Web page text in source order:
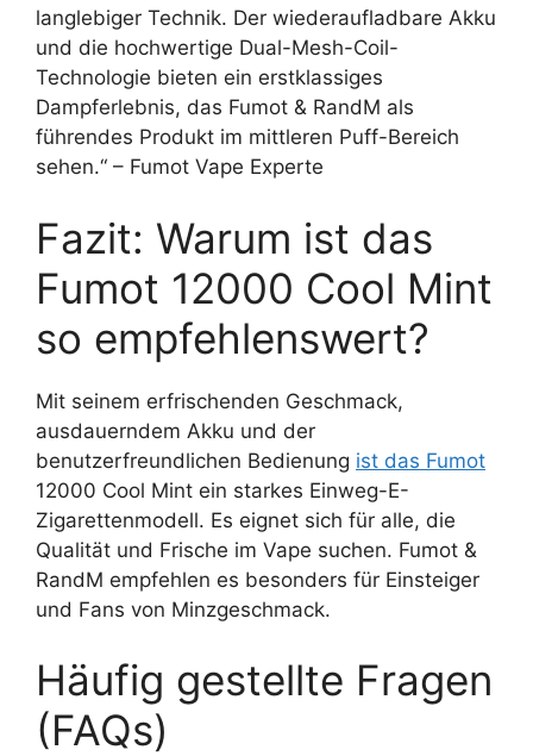
langlebiger Technik. Der wiederaufladbare Akku
und die hochwertige Dual-Mesh-Coil-
Technologie bieten ein erstklassiges
Dampferlebnis, das Fumot & RandM als
führendes Produkt im mittleren Puff-Bereich
sehen.“ – Fumot Vape Experte
Fazit: Warum ist das
Fumot 12000 Cool Mint
so empfehlenswert?
Mit seinem erfrischenden Geschmack,
ausdauerndem Akku und der
benutzerfreundlichen Bedienung ist das Fumot
12000 Cool Mint ein starkes Einweg-E-
Zigarettenmodell. Es eignet sich für alle, die
Qualität und Frische im Vape suchen. Fumot &
RandM empfehlen es besonders für Einsteiger
und Fans von Minzgeschmack.
Häufig gestellte Fragen
(FAQs)